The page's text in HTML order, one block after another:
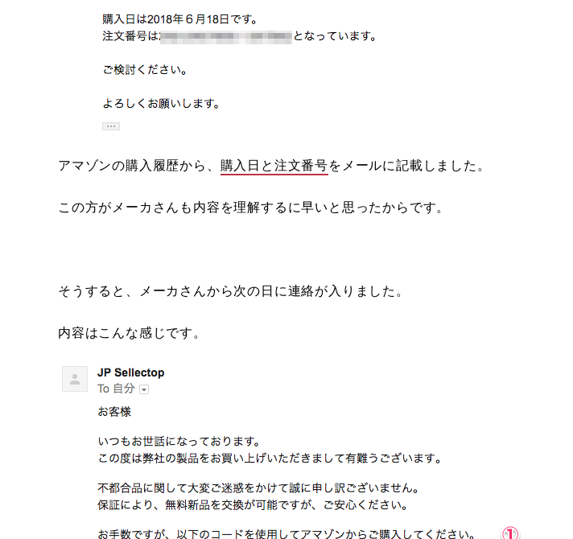
アマゾンの購入履歴から、 購入日と注文番号をメールに記載しました。
この方がメーカさんも内容を理解するに早いと思ったからです。
そうすると、メーカさんから次の日に連絡が入りました。
内容はこんな感じです。